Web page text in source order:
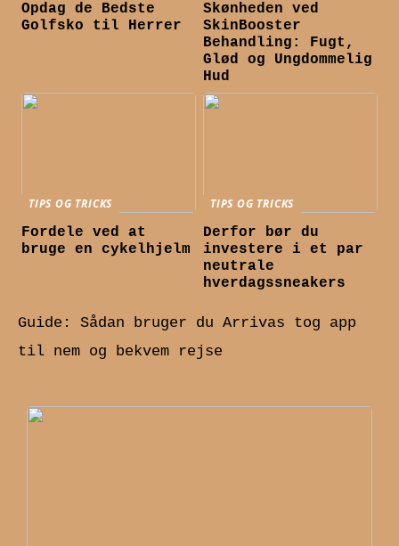
Opdag de Bedste
Golfsko til Herrer
Skønheden ved
SkinBooster
Behandling: Fugt,
Glød og Ungdommelig
Hud
TIPS OG TRICKS
Fordele ved at
bruge en cykelhjelm
TIPS OG TRICKS
Derfor bør du
investere i et par
neutrale
hverdagssneakers
Guide: Sådan bruger du Arrivas tog app
til nem og bekvem rejse